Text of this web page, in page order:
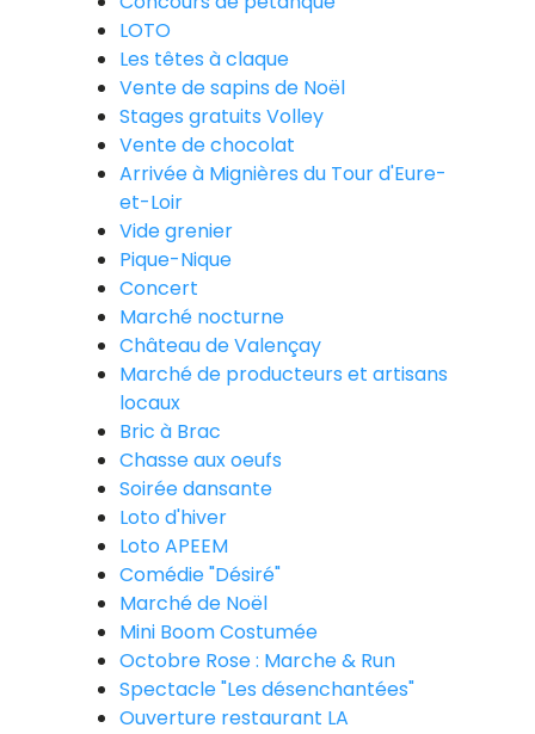
LOTO
Les têtes à claque
Vente de sapins de Noël
Stages gratuits Volley
Vente de chocolat
Arrivée à Mignières du Tour d'Eure-
et-Loir
Vide grenier
Pique-Nique
Concert
Marché nocturne
Château de Valençay
Marché de producteurs et artisans
locaux
Bric à Brac
Chasse aux oeufs
Soirée dansante
Loto d'hiver
Loto APEEM
Comédie "Désiré"
Marché de Noël
Mini Boom Costumée
Octobre Rose : Marche & Run
Spectacle "Les désenchantées"
Ouverture restaurant LA